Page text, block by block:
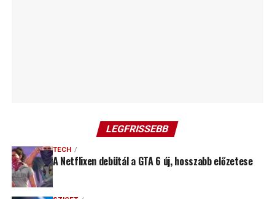
LEGFRISSEBB
TECH
A Netflixen debütál a GTA 6 új, hosszabb előzetese